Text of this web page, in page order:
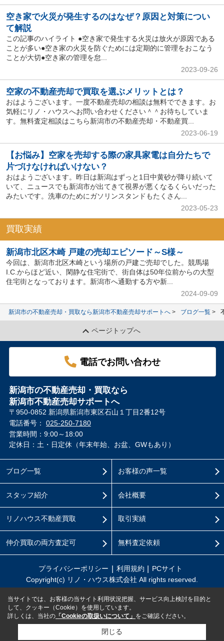
空き家で火災が発生するのはなぜ？原因と対策につい
て解説
この記事のハイライト ●空き家で発生する火災は放火が原因である
ことが多い●空き家の火災を防ぐためには定期的に管理をおこなう
ことが大切●空き家の管理を怠...
2023-09-26
空家の不動産売却で買取を選ぶメリットとは？
おはようございます。一度不動産売却の相談は無料でできます。お
気軽にリノ・ハウスへお問い合わせください＾＾お待ちしていま
す。無料査定相談はこちら新潟市の不動産売却・不動産買...
2023-06-19
【お悩み】空家を売却する際の家具家電は自分たちで
片づけなければいけない？
おはようございます。昨日は新潟はずっと1日中黄砂が降り続いて
いて、ニュースでも新潟市が出てきて視界が悪くなるくらいだった
みたいです。洗車のためにガソリンスタンドもたくさん...
2023-05-23
買取実績
新潟市北区木崎 戸建の売却エピソード～S様～
今回は、新潟市北区木崎という場所の戸建ご売却でした。競馬場
I.C.からほど近い、閑静な住宅街で、街自体は50年位前からの大型
住宅街となっております。新潟市へ通勤する方や新...
2024-09-09
新潟市の不動産売却・買取なら新潟市不動産売却サポートへ ブログ一覧
ページトップへ
電話でお問い合わせ
新潟市の不動産売却・買取なら
新潟市不動産売却サポートへ
〒950-0852 新潟県新潟市東区石山１丁目2番12号
電話番号： 025-250-7180
営業時間：9:00～18:00
定休日：土・日定休（年末年始、お盆、GWもあり）
ブログ一覧
スタッフ紹介
リノハウス不動産買取
仲介買取の両方査定可
お客様の声一覧
会社概要
取引実績
無料査定依頼
プライバシーポリシー 利用規約
PCサイト
Copyright(c) リノ・ハウス株式会社 All rights reserved.
当サイトでは、お客様の当サイト利用状況把握、サービス向上検討を目的と
して、クッキー（Cookie）を使用しています。
詳しくは、当社の 「Cookieの取扱いについて」 をご確認ください。
閉じる